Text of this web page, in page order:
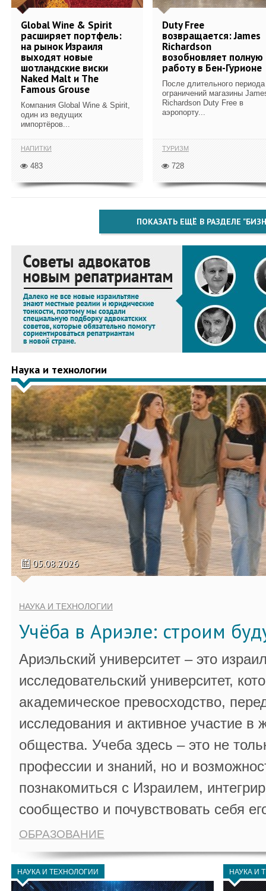
Global Wine & Spirit
расширяет портфель:
на рынок Израиля
выходят новые
шотландские виски
Naked Malt и The
Famous Grouse
Компания Global Wine & Spirit,
один из ведущих
импортёров...
НАПИТКИ
483
Duty Free
возвращается: James
Richardson
возобновляет полную
работу в Бен-Гурионе
После длительного периода
ограничений магазины
Richardson Duty Free в
аэропорту...
ТУРИЗМ
728
ПОКАЗАТЬ ЕЩЁ В РАЗДЕЛЕ
Наука и технологии
05.08.2026
НАУКА И ТЕХНОЛОГИИ
Учёба в Ариэле: строим
Ариэльский университет – это
исследовательский университет,
академическое превосходство,
исследования и активное участие в
общества. Учеба здесь – это не
профессии и знаний, но и
познакомиться с Израилем,
сообщество и почувствовать себя
ОБРАЗОВАНИЕ
НАУКА И ТЕХНОЛОГИИ НАУКА И